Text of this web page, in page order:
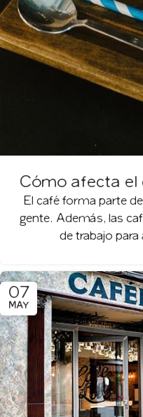
Cómo afecta el
El café forma parte
gente. Además, las
de trabajo para
07
MAY